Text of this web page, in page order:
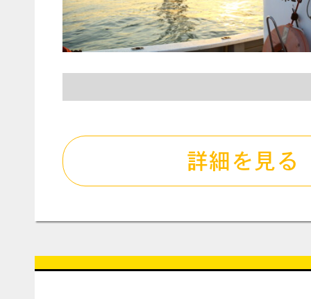
詳細を見る